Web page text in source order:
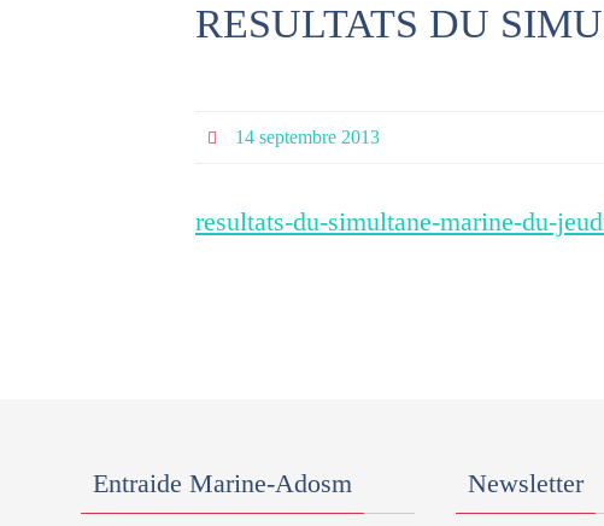
RESULTATS DU
14 septembre 2013
resultats-du-simultane-marine-du-
Entraide Marine-Adosm Newsletter